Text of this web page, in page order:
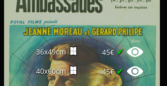
36x49cm 45€✔
40x60cm 45€✔